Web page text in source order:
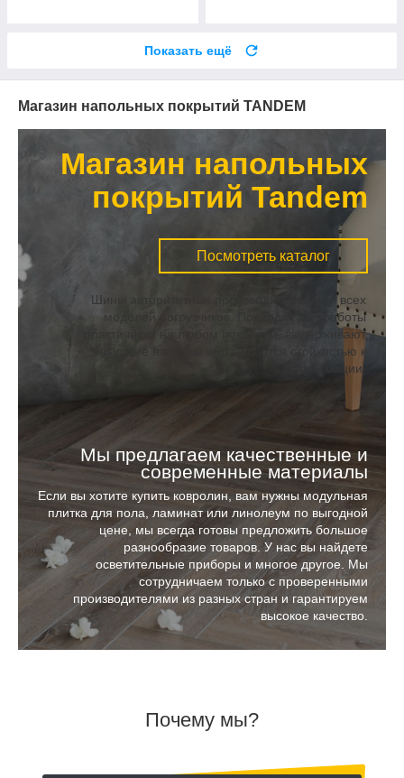
Показать ещё
Магазин напольных покрытий TANDEM
Мы предлагаем качественные и
современные материалы
Если вы хотите купить ковролин, вам нужны модульная
плитка для пола, ламинат или линолеум по выгодной
цене, мы всегда готовы предложить большое
разнообразие товаров. У нас вы найдете
осветительные приборы и многое другое. Мы
сотрудничаем только с проверенными
производителями из разных стран и гарантируем
высокое качество.
Магазин напольных
покрытий Tandem
Посмотреть каталог
Шины авторитетных производителей для всех
моделей погрузчиков. Подходят для работы
практически на любом покрытии, выдерживают
высокие нагрузки и отличаются стойкостью к
деформации.
Почему мы?